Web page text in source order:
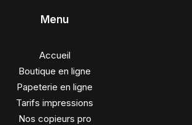
Menu
Accueil
Boutique en ligne
Papeterie en ligne
Tarifs impressions
Nos copieurs pro